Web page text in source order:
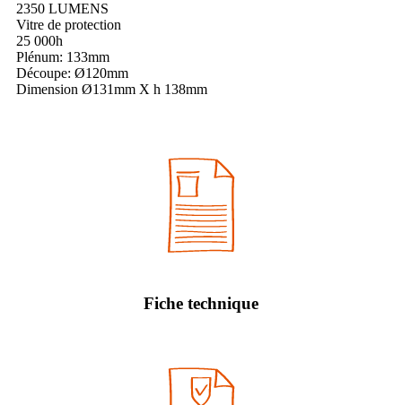
2350 LUMENS
Vitre de protection
25 000h
Plénum: 133mm
Découpe: Ø120mm
Dimension Ø131mm X h 138mm
Fiche technique